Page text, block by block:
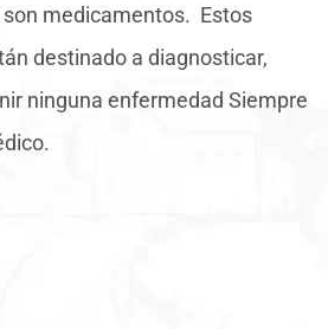
medicamentos. Estos
destinado a diagnosticar,
ninguna enfermedad Siempre